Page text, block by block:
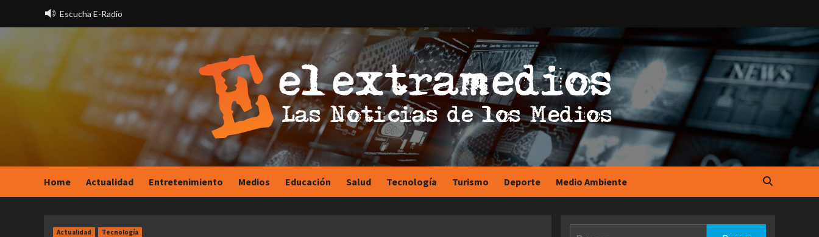
Escucha E-Radio
Home Actualidad Entretenimiento Medios Educación Salud Tecnología Turismo Deporte Medio Ambiente
Actualidad Tecnología